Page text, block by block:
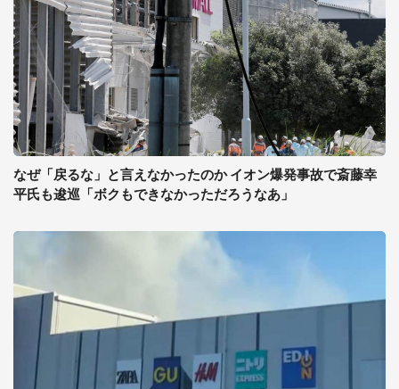
なぜ「戻るな」と言えなかったのか イオン爆発事故で斎藤幸
平氏も逡巡「ボクもできなかっただろうなあ」